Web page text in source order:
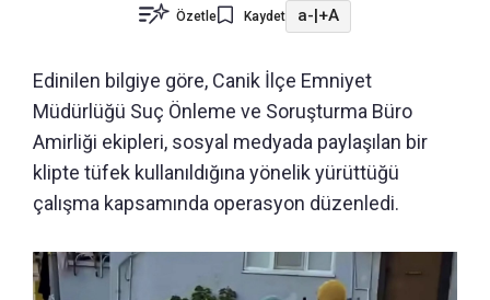
Özetle Kaydet a- +A
Edinilen bilgiye göre, Canik İlçe Emniyet
Müdürlüğü Suç Önleme ve Soruşturma Büro
Amirliği ekipleri, sosyal medyada paylaşılan bir
klipte tüfek kullanıldığına yönelik yürüttüğü
çalışma kapsamında operasyon düzenledi.